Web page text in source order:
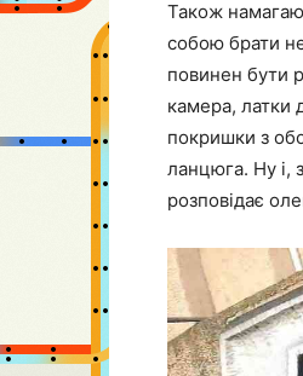
Також
собою брати
повинен бути
камера, латки
покришки з
ланцюга. Ну і,
розповідає